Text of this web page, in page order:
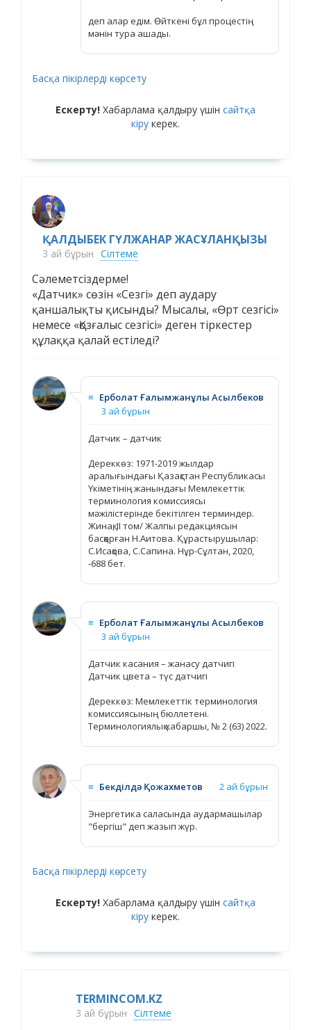
деп алар едім. Өйткені бұл процестің
мәнін тура ашады.
Басқа пікірлерді көрсету
Ескерту! Хабарлама қалдыру үшін сайтқа
кіру керек.
ҚАЛДЫБЕК ГҮЛЖАНАР ЖАСҰЛАНҚЫЗЫ
3 ай бұрын Сілтеме
Сәлеметсіздерме!
«Датчик» сөзін «Сезгі» деп аудару
қаншалықты қисынды? Мысалы, «Өрт сезгісі»
немесе «Қозғалыс сезгісі» деген тіркестер
құлаққа қалай естіледі?
≡ Ерболат Ғалымжанұлы Асылбеков
3 ай бұрын
Датчик – датчик
Дереккөз: 1971-2019 жылдар
аралығындағы Қазақстан Республикасы
Үкіметінің жанындағы Мемлекеттік
терминология комиссиясы
мәжілістерінде бекітілген терминдер.
Жинақ, ІІ том/ Жалпы редакциясын
басқарған Н.Аитова. Құрастырушылар:
С.Исақова, С.Сапина. Нұр-Сұлтан, 2020,
-688 бет.
≡ Ерболат Ғалымжанұлы Асылбеков
3 ай бұрын
Датчик касания – жанасу датчигі
Датчик цвета – түс датчигі
Дереккөз: Мемлекеттік терминология
комиссиясының бюллетені.
Терминологиялық хабаршы, № 2 (63) 2022.
≡ Бекділдә Қожахметов 2 ай бұрын
Энергетика саласында аудармашылар
"бергіш" деп жазып жүр.
Басқа пікірлерді көрсету
Ескерту! Хабарлама қалдыру үшін сайтқа
кіру керек.
TERMINCOM.KZ
3 ай бұрын Сілтеме